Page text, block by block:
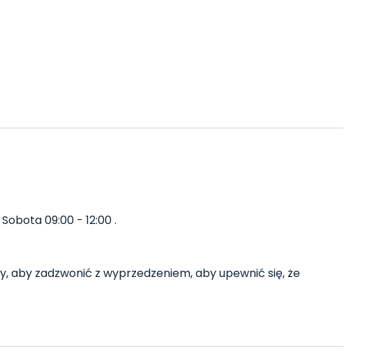
09:00 - 12:00 .
aby zadzwonić z wyprzedzeniem, aby upewnić się, że